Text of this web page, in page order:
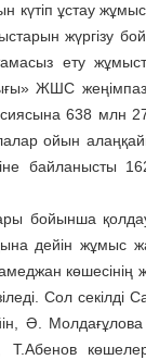
күтіп ұстау
ету
ЖШС жеңімпаз
638 млн
ойын
бойынша
дейін жұмыс
Сол
Ә.
Т.Абенов